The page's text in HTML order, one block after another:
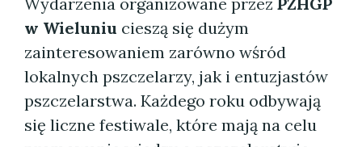
w Wieluniu cieszą się dużym
zainteresowaniem zarówno wśród
lokalnych pszczelarzy, jak i entuzjastów
pszczelarstwa. Każdego roku odbywają
się liczne festiwale, które mają na celu